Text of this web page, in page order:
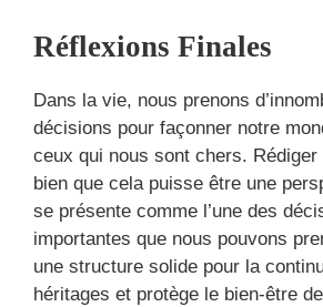
Réflexions Finales
Dans la vie, nous prenons
décisions pour façonner notre
ceux qui nous sont chers. Rédiger
bien que cela puisse être une
se présente comme l’une des
importantes que nous pouvons
une structure solide pour la
héritages et protège le bien-être